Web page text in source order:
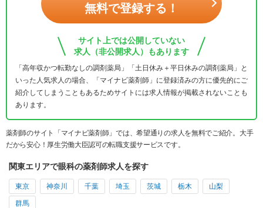
無料で登録する！
サイト上では公開していない
求人（非公開求人）もあります
「高年収かつ転勤なしの調剤薬局」「土日休み＋平日休みの調剤薬局」と
いった人気求人の場合、「マイナビ薬剤師」に登録済みの方に優先的にご
紹介してしまうこともあるためサイトには求人情報が掲載されないことも
あります。
薬剤師のサイト「マイナビ薬剤師」では、希望通りの求人を無料でご紹介。大手
だから安心！厚生労働大臣認可の転職支援サービスです。
関東エリアで眼科の薬剤師求人を探す
東京 神奈川 千葉 埼玉 茨城 栃木 山梨
群馬